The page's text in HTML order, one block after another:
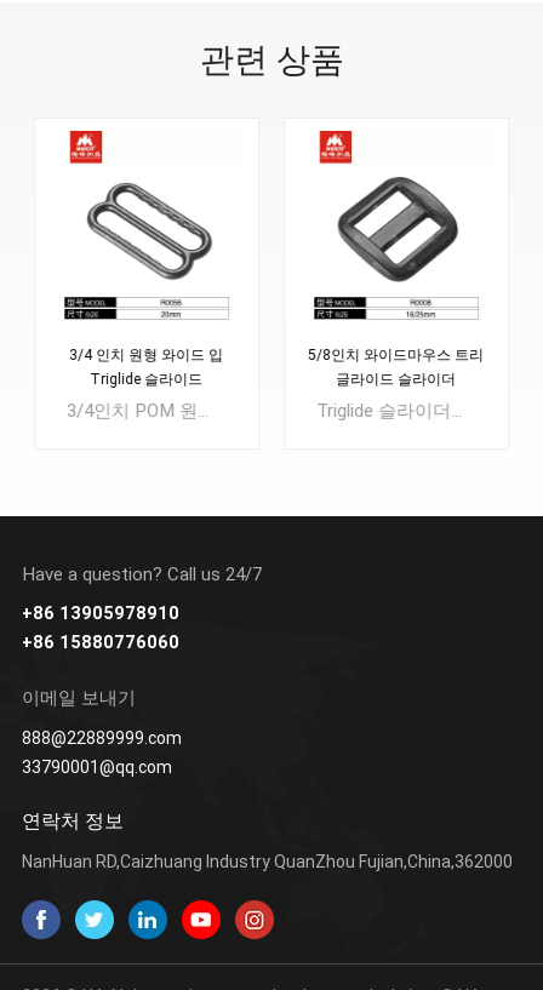
관련 상품
5/8인치 와이드마우스 트리
글라이드 슬라이더
25MM 플라스틱 슬라이더
중국 공장
Have a question? Call us 24/7
+86 13905978910
+86 15880776060
이메일 보내기
888@22889999.com
33790001@qq.com
연락처 정보
NanHuan RD,Caizhuang Industry QuanZhou Fujian,China,362000